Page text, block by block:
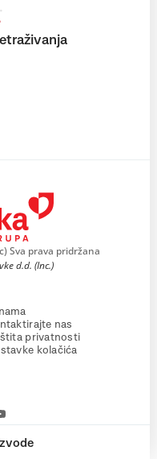
Sva prava pridržana
d.d. (Inc.)
nas
privatnosti
kolačića